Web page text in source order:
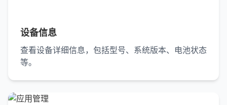
设备信息
查看设备详细信息，包括型号、系统版本、电池状态
等。